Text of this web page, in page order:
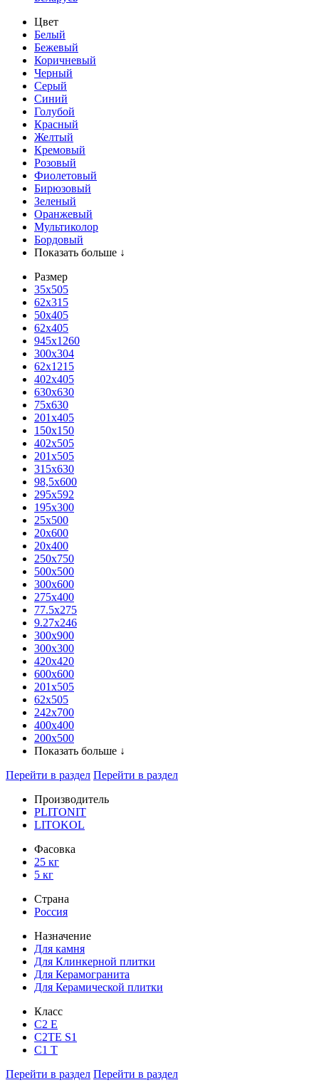
Цвет
Белый
Бежевый
Коричневый
Черный
Серый
Синий
Голубой
Красный
Желтый
Кремовый
Розовый
Фиолетовый
Бирюзовый
Зеленый
Оранжевый
Мультиколор
Бордовый
Показать больше ↓
Размер
35х505
62x315
50x405
62х405
945x1260
300x304
62x1215
402x405
630x630
75x630
201x405
150x150
402x505
201x505
315x630
98,5х600
295x592
195х300
25x500
20х600
20х400
250x750
500x500
300x600
275x400
77.5х275
9.27x246
300x900
300x300
420х420
600х600
201х505
62х505
242х700
400х400
200х500
Показать больше ↓
Перейти в раздел Перейти в раздел
Производитель
PLITONIT
LITOKOL
Фасовка
25 кг
5 кг
Страна
Россия
Назначение
Для камня
Для Клинкерной плитки
Для Керамогранита
Для Керамической плитки
Класс
С2 Е
C2TE S1
C1 T
Перейти в раздел Перейти в раздел